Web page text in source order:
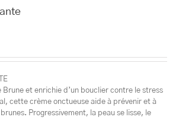
Brune et enrichie d’un bouclier contre le stress
cette crème onctueuse aide à prévenir et à
Progressivement, la peau se lisse, le